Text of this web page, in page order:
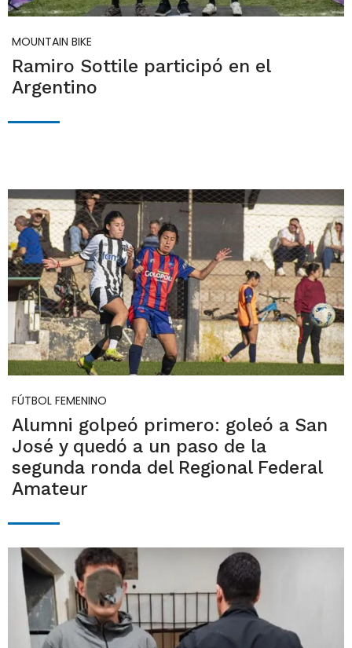
MOUNTAIN BIKE
Ramiro Sottile participó en el
Argentino
FÚTBOL FEMENINO
Alumni golpeó primero: goleó a San
José y quedó a un paso de la
segunda ronda del Regional Federal
Amateur